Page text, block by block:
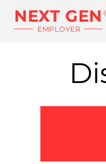
NEXT GEN
EMPLOYER